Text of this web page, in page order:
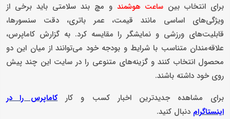
برای انتخاب بین ساعت هوشمند و مچ بند سلامتی باید برخی از
ویژگی‌های اساسی مانند قیمت، عمر باتری، دقت سنسورها،
قابلیت‌های ورزشی و نمایشگر را مقایسه کرد. به گزارش کاماپرس،
علاقه‌مندان متناسب با شرایط و بودجه خود می‌توانند از میان این دو
محصول انتخاب کنند و گزینه‌های متنوعی را در سایت این چند پیش
روی خود داشته باشند.
برای مشاهده جدیدترین اخبار کسب و کارکاماپرس را در
اینستاگرام دنبال کنید.